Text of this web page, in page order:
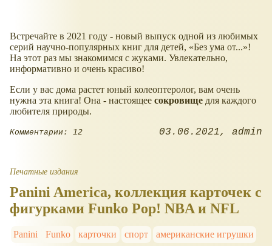
Встречайте в 2021 году - новый выпуск одной из любимых
серий научно-популярных книг для детей,
Без ума от... !
На этот раз мы знакомимся с жуками. Увлекательно,
информативно и очень красиво!
Если у вас дома растет юный колеоптеролог, вам очень
нужна эта книга! Она - настоящее сокровище для каждого
любителя природы.
Комментарии: 12 03.06.2021 admin
Печатные издания
Panini America, коллекция карточек с
фигурками Funko Pop! NBA и NFL
Panini Funko карточки спорт американские игрушки